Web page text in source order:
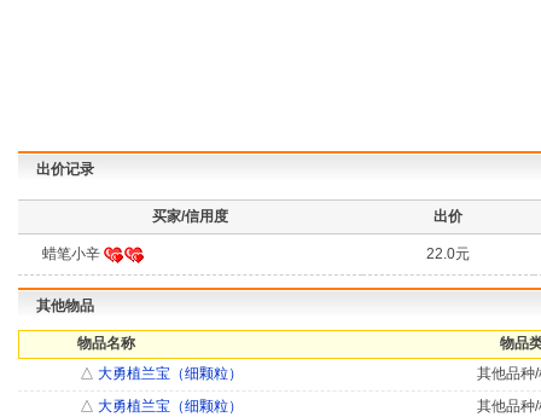
出价记录
买家/信用度 出价
蜡笔小辛 22.0元
其他物品
物品名称
物品
△ 大勇植兰宝（细颗粒）
其他品种
△ 大勇植兰宝（细颗粒）
其他品种